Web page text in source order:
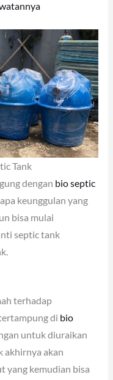
Tank
dengan bio septic
keunggulan yang
bisa mulai
septic tank
terhadap
di bio
untuk diuraikan
akhirnya akan
yang kemudian bisa